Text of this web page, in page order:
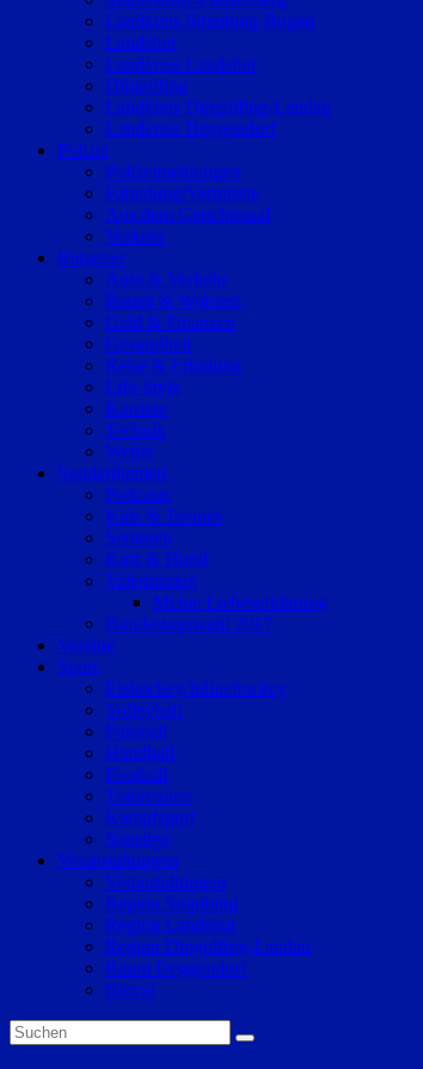
Landkreis Straubing-Bogen
Landshut
Landkreis Landshut
Dingolfing
Landkreis Dingolfing-Landau
Landkreis Deggendorf
Polizei
Polizeimeldungen
Fahndung/Vermisste
Aus dem Gerichtssaal
Verkehr
Ratgeber
Auto & Verkehr
Bauen & Wohnen
Geld & Finanzen
Gesundheit
Reise & Erholung
Life-Style
Karriere
Technik
Wetter
Sonderthemen
Podcasts
Kids & Teenies
Senioren
Katz & Hund
Valentinstag
Meine Liebeserklärung
Bundestagswahl 2017
Vereine
Sport
Eishockey/Inlinehockey
Volleyball
Fussball
Handball
Football
Trabrennen
Kampfsport
Sonstige
Veranstaltungen
Veranstaltungen
Region Straubing
Region Landshut
Region Dingolfing-Landau
Raum Deggendorf
Bluval